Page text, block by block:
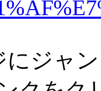
にジャ